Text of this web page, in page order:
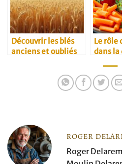
Découvrir les blés
anciens et oubliés
Le rôle
dans
ROGER
Roger